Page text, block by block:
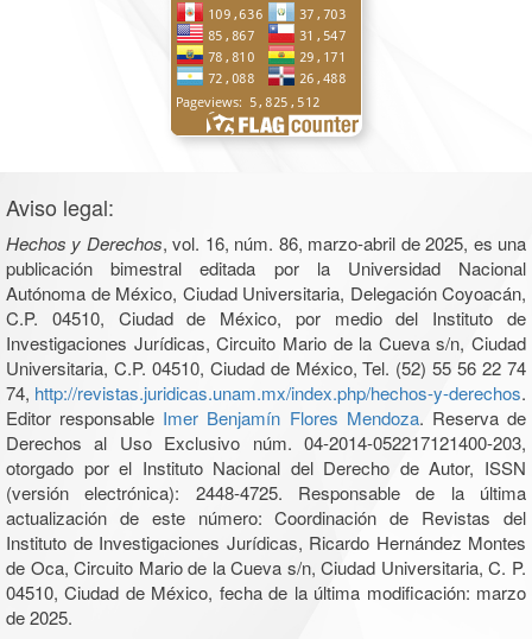
Aviso legal:
Hechos y Derechos, vol. 16, núm. 86, marzo-abril de 2025, es una
publicación bimestral editada por la Universidad Nacional
Autónoma de México, Ciudad Universitaria, Delegación Coyoacán,
C.P. 04510, Ciudad de México, por medio del Instituto de
Investigaciones Jurídicas, Circuito Mario de la Cueva s/n, Ciudad
Universitaria, C.P. 04510, Ciudad de México, Tel. (52) 55 56 22 74
74, http://revistas.juridicas.unam.mx/index.php/hechos-y-derechos.
Editor responsable Imer Benjamín Flores Mendoza. Reserva de
Derechos al Uso Exclusivo núm. 04-2014-052217121400-203,
otorgado por el Instituto Nacional del Derecho de Autor, ISSN
(versión electrónica): 2448-4725. Responsable de la última
actualización de este número: Coordinación de Revistas del
Instituto de Investigaciones Jurídicas, Ricardo Hernández Montes
de Oca, Circuito Mario de la Cueva s/n, Ciudad Universitaria, C. P.
04510, Ciudad de México, fecha de la última modificación: marzo
de 2025.